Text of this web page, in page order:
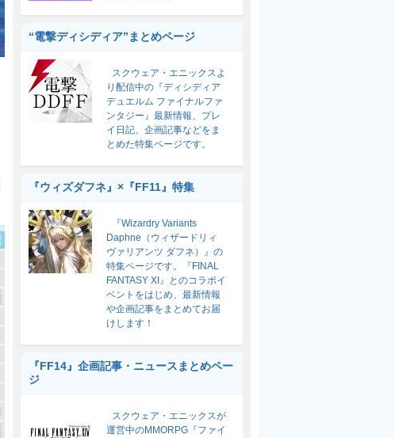
“電撃ディシディア”まとめページ
スクウェア・エニックスよ
り配信中の『ディシディア
デュエルム ファイナルファ
ンタジー』最新情報、プレ
イ日記、企画記事などをま
とめた特集ページです。
『ウィズダフネ』×『FF11』特集
『Wizardry Variants
Daphne（ウィザードリィ
ヴァリアンツ ダフネ）』の
特集ページです。『FINAL
FANTASY XI』とのコラボイ
ベントをはじめ、最新情報
や企画記事をまとめてお届
けします！
『FF14』企画記事・ニュースまとめペー
ジ
スクウェア・エニックスが
運営中のMMORPG『ファイ